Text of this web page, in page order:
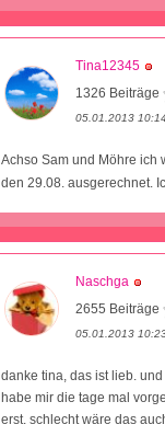
Tina12345
1326 Beiträge
05.01.2013 10:14
Achso Sam und Möhre ich
den 29.08. ausgerechnet.
Naschga
2655 Beiträge
05.01.2013
danke tina, das ist lieb.
habe mir die tage mal
erst. schlecht wäre das